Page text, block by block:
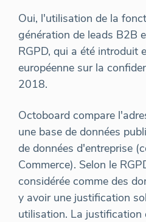
Oui, l'utilisation de la
génération de leads B2B
RGPD, qui a été introduit
européenne sur la
2018.
Octoboard compare
une base de données
de données d'entreprise
Commerce). Selon le
considérée comme des
y avoir une justification
utilisation. La